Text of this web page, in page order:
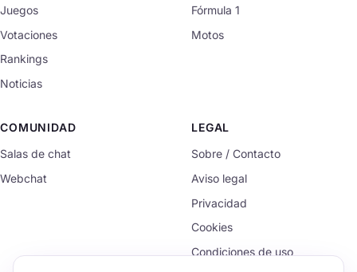
Juegos
Votaciones
Rankings
Noticias
Fórmula 1
Motos
COMUNIDAD
Salas de chat
Webchat
LEGAL
Sobre / Contacto
Aviso legal
Privacidad
Cookies
Condiciones de uso